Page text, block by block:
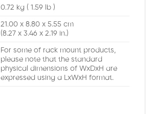
0.72 kg ( 1.59 lb )
21.00 x 8.80 x 5.55 cm
(8.27 x 3.46 x 2.19 in.)
For some of rack mount products,
please note that the standard
physical dimensions of WxDxH are
expressed using a LxWxH format.